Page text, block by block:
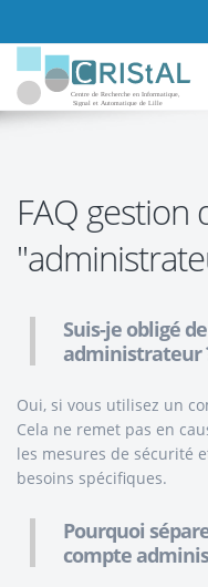
FAQ gestion
Suis-je obligé
administrateur
Oui, si vous utilisez un
Cela ne remet pas en
les mesures de sécurité
besoins spécifiques.
Pourquoi
compte